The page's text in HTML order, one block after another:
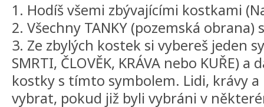
1. Hodíš všemi zbývajícími kostkami
2. Všechny TANKY (pozemská
3. Ze zbylých kostek si vybereš jeden
SMRTI, ČLOVĚK, KRÁVA nebo KUŘE)
kostky s tímto symbolem. Lidi, krávy
vybrat, pokud již byli vybráni v